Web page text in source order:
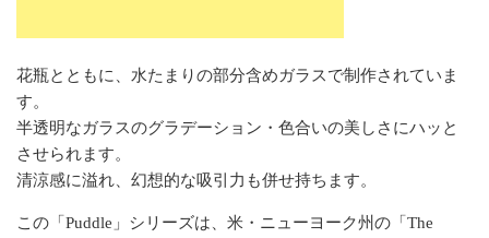
花瓶とともに、水たまりの部分含めガラスで制作されていま
す。
半透明なガラスのグラデーション・色合いの美しさにハッと
させられます。
清涼感に溢れ、幻想的な吸引力も併せ持ちます。
この「Puddle」シリーズは、米・ニューヨーク州の「The